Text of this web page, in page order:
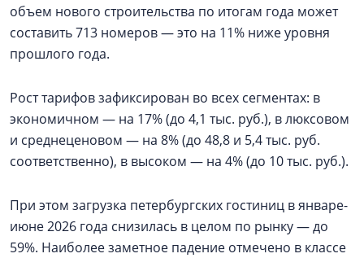
объем нового строительства по итогам года может
составить 713 номеров — это на 11% ниже уровня
прошлого года.
Рост тарифов зафиксирован во всех сегментах: в
экономичном — на 17% (до 4,1 тыс. руб.), в люксовом
и среднеценовом — на 8% (до 48,8 и 5,4 тыс. руб.
соответственно), в высоком — на 4% (до 10 тыс. руб.).
При этом загрузка петербургских гостиниц в январе-
июне 2026 года снизилась в целом по рынку — до
59%. Наиболее заметное падение отмечено в классе